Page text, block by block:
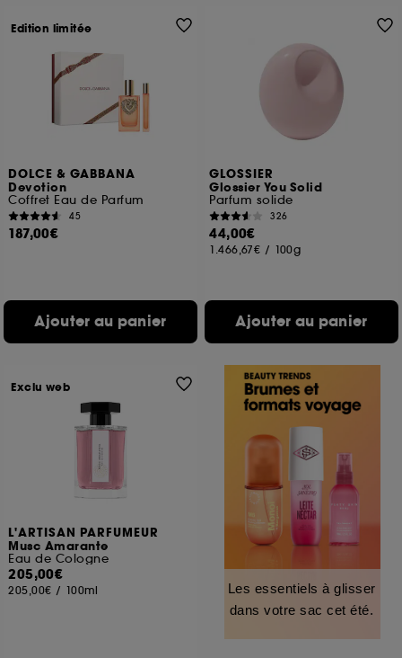
DOLCE & GABBANA
Devotion
Coffret Eau de Parfum
45
187,00€
Ajouter au panier
Edition limitée
GLOSSIER
Glossier You Solid
Parfum solide
326
44,00€
1.466,67€ / 100g
Ajouter au panier
L'ARTISAN PARFUMEUR
Musc Amarante
Eau de Cologne
205,00€
205,00€ / 100ml
Exclu web
Les essentiels à glisser
dans votre sac cet été.